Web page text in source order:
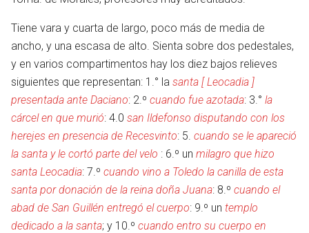
Tiene vara y cuarta de largo, poco más de media de
ancho, y una escasa de alto. Sienta sobre dos pedestales,
y en varios compartimentos hay los diez bajos relieves
siguientes que representan: 1.° la santa [ Leocadia ]
presentada ante Daciano: 2.º cuando fue azotada: 3.° la
cárcel en que murió: 4.0 san Ildefonso disputando con los
herejes en presencia de Recesvinto: 5. cuando se le apareció
la santa y le cortó parte del velo : 6.º un milagro que hizo
santa Leocadia: 7.º cuando vino a Toledo la canilla de esta
santa por donación de la reina doña Juana: 8.º cuando el
abad de San Guillén entregó el cuerpo: 9.º un templo
dedicado a la santa; y 10.º cuando entro su cuerpo en